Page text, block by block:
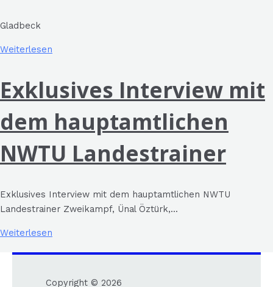
Gladbeck
Weiterlesen
Exklusives Interview mit
dem hauptamtlichen
NWTU Landestrainer
Exklusives Interview mit dem hauptamtlichen NWTU
Landestrainer Zweikampf, Ünal Öztürk,...
Weiterlesen
Copyright © 2026